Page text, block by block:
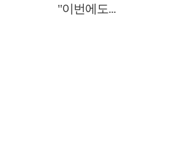
"이번에도...